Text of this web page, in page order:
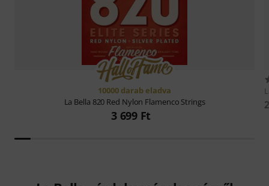
10000 darab eladva
La Bella 820 Red Nylon Flamenco Strings
3 699 Ft